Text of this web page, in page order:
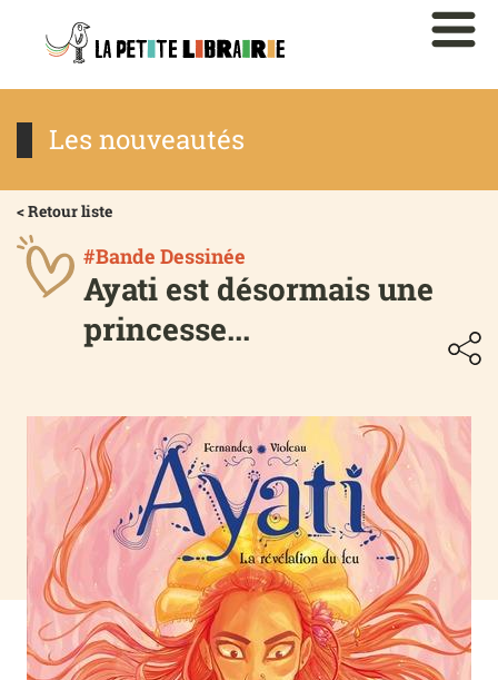
Les nouveautés
< Retour liste
#Bande Dessinée
Ayati est désormais une
princesse...